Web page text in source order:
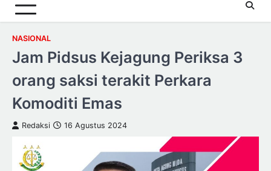
NASIONAL
Jam Pidsus Kejagung Periksa 3
orang saksi terakit Perkara
Komoditi Emas
Redaksi 16 Agustus 2024